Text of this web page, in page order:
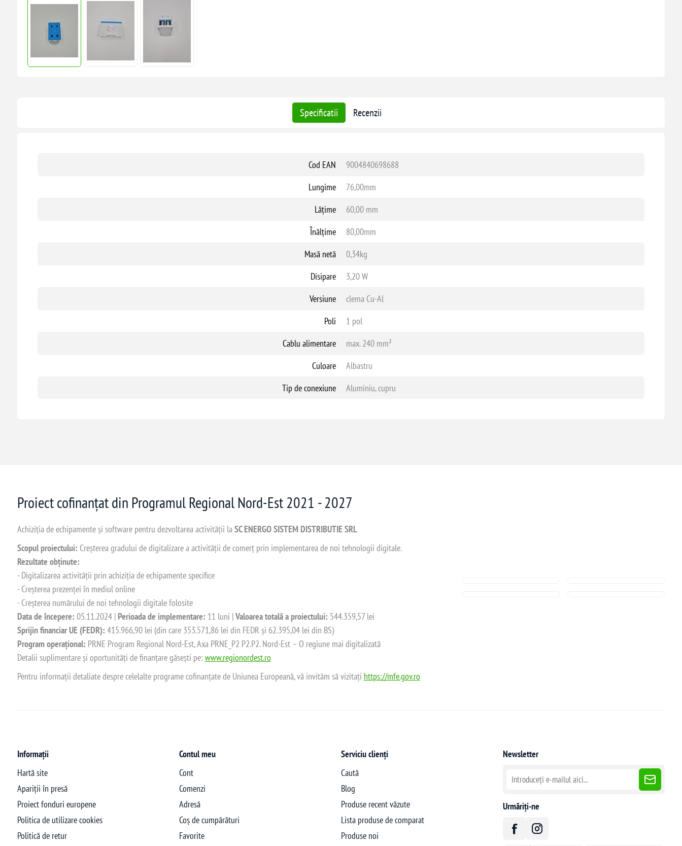
Specificatii Recenzii
Cod EAN
9004840698688
Lungime
76,00mm
Lățime
60,00 mm
Înălțime
80,00mm
Masă netă
0,34kg
Disipare
3,20 W
Versiune
clema Cu-Al
Poli
1 pol
Cablu alimentare
max. 240 mm²
Culoare
Albastru
Tip de conexiune
Aluminiu, cupru
Proiect cofinanțat din Programul Regional Nord-Est 2021 - 2027
Achiziția de echipamente și software pentru dezvoltarea activității laSC ENERGO SISTEM DISTRIBUTIE SRL
Scopul proiectului: Creșterea gradului de digitalizare a activității de comerț prin implementarea de noi tehnologii digitale.
Rezultate obținute:
- Digitalizarea activității prin achiziția de echipamente specifice
- Creșterea prezenței în mediul online
- Creșterea numărului de noi tehnologii digitale folosite
Data de începere: 05.11.2024 | Perioada de implementare: 11 luni |Valoarea totală a proiectului: 544.359,57 lei
Sprijin financiar UE (FEDR): 415.966,90 lei (din care 353.571,86 lei din FEDR și 62.395,04 lei din BS)
Program operațional: PRNE Program Regional Nord-Est, Axa PRNE_P2 P2.P2. Nord-Est – O regiune mai digitalizată
Detalii suplimentare și oportunități de finanțare găsești pe: www.regionordest.ro
Pentru informații detaliate despre celelalte programe cofinanțate de Uniunea Europeană, vă invităm să vizitați https://mfe.gov.ro
Informații
Hartă site
Apariții în presă
Proiect fonduri europene
Politica de utilizare cookies
Politică de retur
Contul meu
Cont
Comenzi
Adresă
Coș de cumpărături
Favorite
Serviciu clienți
Caută
Blog
Produse recent văzute
Lista produse de comparat
Produse noi
Newsletter
Urmăriți-ne